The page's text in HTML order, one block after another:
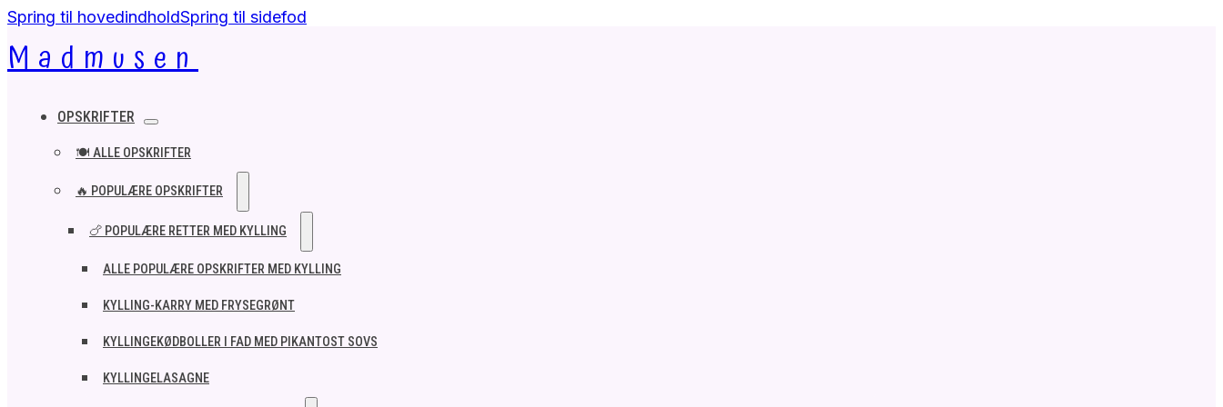
Spring til hovedindholdSpring til sidefod
Madmusen
OPSKRIFTER
🍽️ ALLE OPSKRIFTER
🔥 POPULÆRE OPSKRIFTER
🍗 POPULÆRE RETTER MED KYLLING
ALLE POPULÆRE OPSKRIFTER MED KYLLING
KYLLING-KARRY MED FRYSEGRØNT
KYLLINGEKØDBOLLER I FAD MED PIKANTOST SOVS
KYLLINGELASAGNE